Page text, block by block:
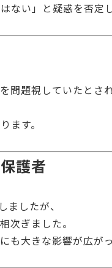
ない」と疑惑を否定
を問題視していたとされ
ます。
護者
したが、
次ぎました。
も大きな影響が広がっ